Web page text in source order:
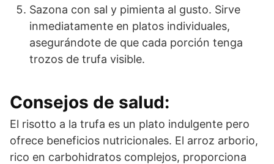
Sazona con sal y pimienta al gusto. Sirve
inmediatamente en platos individuales,
asegurándote de que cada porción tenga
trozos de trufa visible.
Consejos de salud:
El risotto a la trufa es un plato indulgente pero
ofrece beneficios nutricionales. El arroz arborio,
rico en carbohidratos complejos, proporciona